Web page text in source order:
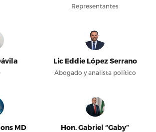
Representantes
Lic Eddie López Serrano
Abogado y analista político
MD
Hon. Gabriel “Gaby”